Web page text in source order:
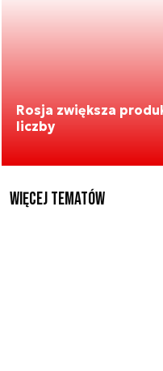
Rosja zwiększa
liczby
Więcej tematów